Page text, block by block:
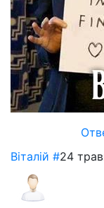
Віталій #24